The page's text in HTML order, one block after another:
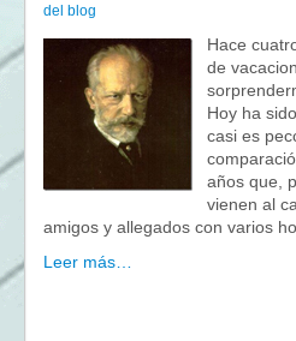
del blog
Hace
de
Hoy ha
casi es
años que,
vienen al
amigos y allegados con varios
Leer más…